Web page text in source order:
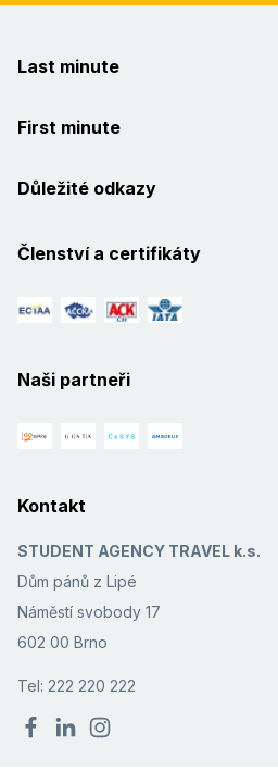
Last minute
First minute
Důležité odkazy
Členství a certifikáty
Naši partneři
Kontakt
STUDENT AGENCY TRAVEL k.s.
Dům pánů z Lipé
Náměstí svobody 17
602 00 Brno
Tel: 222 220 222